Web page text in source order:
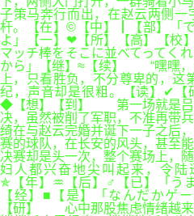
子策马奔行而出，在赵云两侧一
杆。【在】©【中】┃【部】「
よ」【一】❤【所】【高】【校
マッチ棒をそこに並べてってく
から」【继】≈【续】 “嘿嘿，
上，只看胜负，不分尊卑的，这
纪，声音却是很粗。【读】✔【
◆【想】【到】 第一场就是吕
决，虽然被削了军职，不准再带
绮在与赵云完婚并诞下一子之后
赛的球队，在长安的风头，甚至
决赛却是头一次，整个赛场上，
妇人都兴奋地尖叫起来，令陆
✯【年】♒【后】♂【已】「う
【经】■【是】「なんだかゲ
【研】 心中那股焦虑情绪越来